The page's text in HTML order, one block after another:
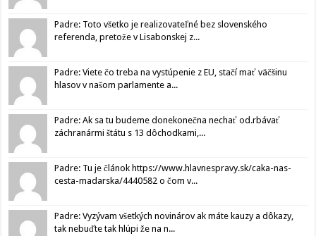
Padre: Toto všetko je realizovateľné bez slovenského
referenda, pretože v Lisabonskej z...
Padre: Viete čo treba na vystúpenie z EU, stačí mať väčšinu
hlasov v našom parlamente a...
Padre: Ak sa tu budeme donekonečna nechať od.rbávať
záchranármi štátu s 13 dôchodkami,...
Padre: Tu je článok https://www.hlavnespravy.sk/caka-nas-
cesta-madarska/4440582 o čom v...
Padre: Vyzývam všetkých novinárov ak máte kauzy a dôkazy,
tak nebuďte tak hlúpi že na n...